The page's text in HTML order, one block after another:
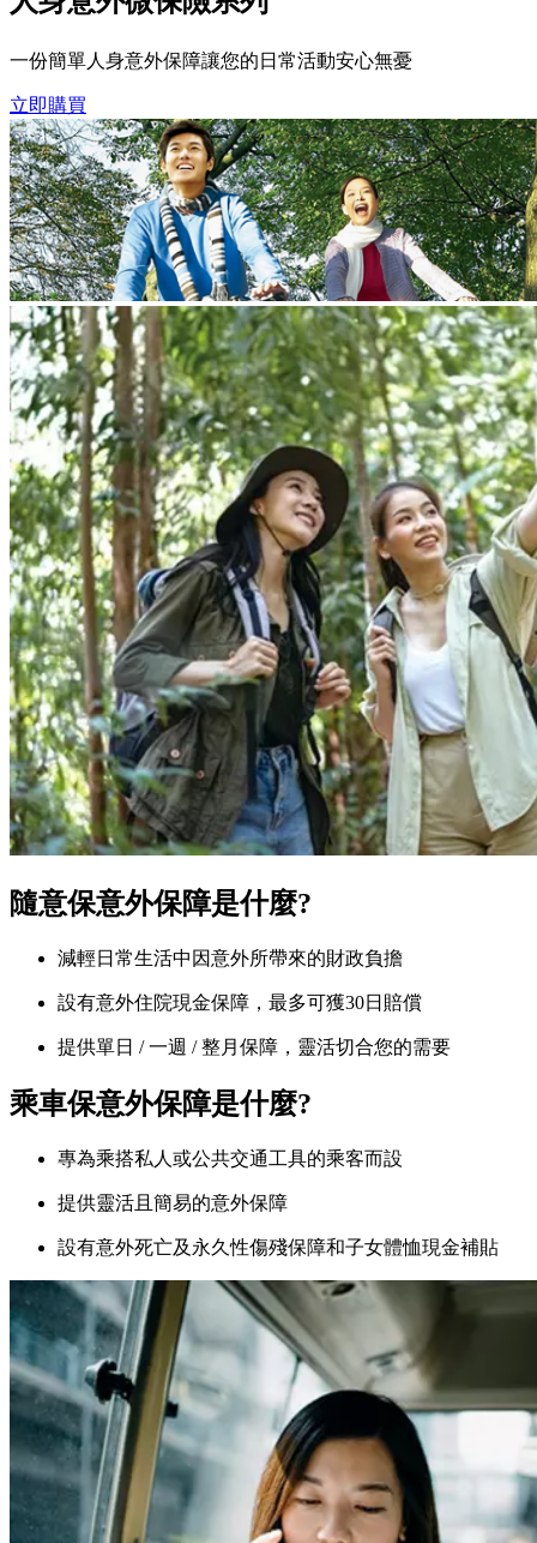
一份簡單人身意外保障讓您的日常活動安心無憂
立即購買
隨意保意外保障是什麼?
減輕日常生活中因意外所帶來的財政負擔
設有意外住院現金保障，最多可獲30日賠償
提供單日 / 一週 / 整月保障，靈活切合您的需要
乘車保意外保障是什麼?
專為乘搭私人或公共交通工具的乘客而設
提供靈活且簡易的意外保障
設有意外死亡及永久性傷殘保障和子女體恤現金補貼